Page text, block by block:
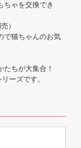
ちゃを交換でき
）
で猫ちゃんのお気
たちが大集合！
ーズです。